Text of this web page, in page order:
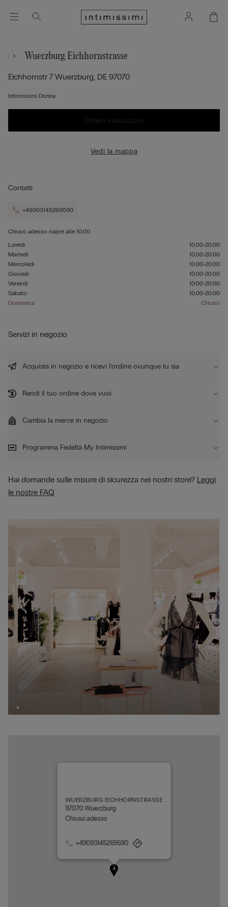
Wuerzburg Eichhornstrasse
Eichhornstr 7 Wuerzburg, DE 97070
Intimissimi Donna
Ottieni indicazioni
Vedi la mappa
Contatti
+49093145269590
Chiuso adesso riapre alle 10:00
Lunedì
10:00-20:00
Martedì
10:00-20:00
Mercoledì
10:00-20:00
Giovedì
10:00-20:00
Venerdì
10:00-20:00
Sabato
10:00-20:00
Domenica
Chiuso
A
WUERZBURG EICHHORNSTRASSE
97070 Wuerzburg
Chiuso adesso
+49093145269590
Servizi in negozio
Acquista in negozio e ricevi l’ordine ovunque tu sia
Rendi il tuo ordine dove vuoi
Cambia la merce in negozio
Programma Fedeltà My Intimissimi
Hai domande sulle misure di sicurezza nei nostri store? Leggi
le nostre FAQ